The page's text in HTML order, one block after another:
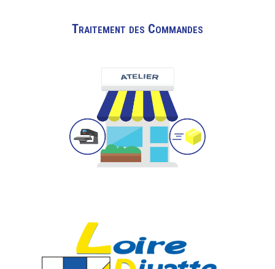
Traitement des Commandes